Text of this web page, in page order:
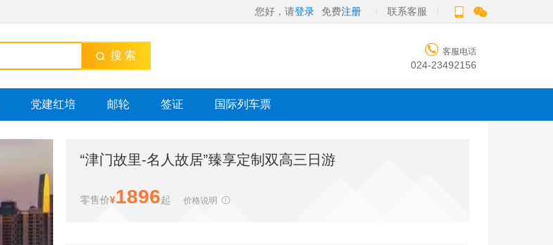
您好，请登录 免费注册 联系客服
搜 索  客服电话
024-23492156
党建红培 邮轮 签证 国际列车票
“津门故里-名人故居”臻享定制双高三日游
零售价¥1896起 价格说明 